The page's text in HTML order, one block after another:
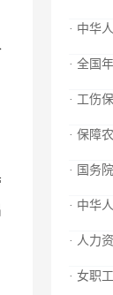
· 中华
· 全国
· 工伤
· 保障
· 国务
· 中华
· 人力
· 女职